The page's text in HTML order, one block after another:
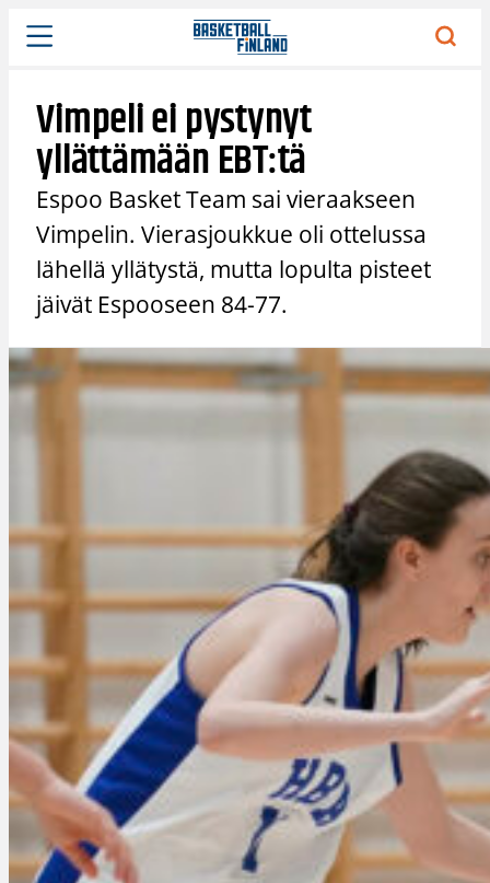
Siirry
sisältöön
Vimpeli ei pystynyt
yllättämään EBT:tä
Espoo Basket Team sai vieraakseen
Vimpelin. Vierasjoukkue oli ottelussa
lähellä yllätystä, mutta lopulta pisteet
jäivät Espooseen 84-77.